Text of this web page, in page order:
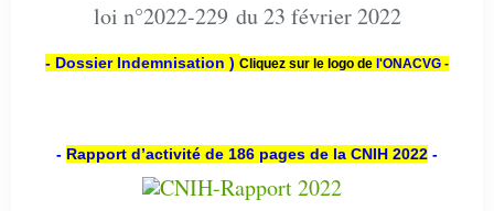
loi n°2022-229 du 23 février 2022
- Dossier Indemnisation ) Cliquez sur le logo de l'ONACVG -
- Rapport d’activité de 186 pages de la CNIH 2022 -